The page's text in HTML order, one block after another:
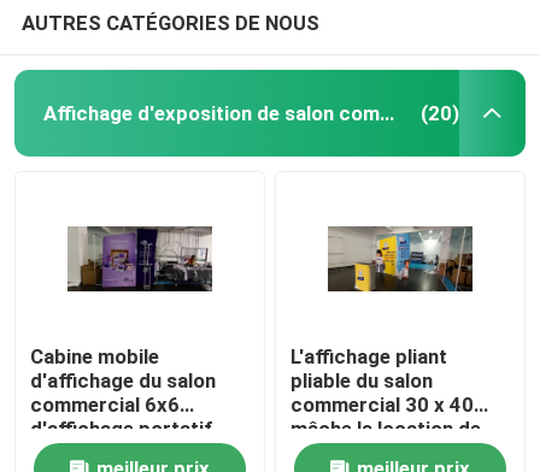
Produits
Vidéos
AUTRES CATÉGORIES DE NOUS
Affichage d'exposition de salon commercial (20)
Cabine mobile
d'affichage du salon
commercial 6x6
d'affichage portatif
d'exposition pour
L'affichage pliant
pliable du salon
commercial 30 x 40
mâche la location de
cabine du salon